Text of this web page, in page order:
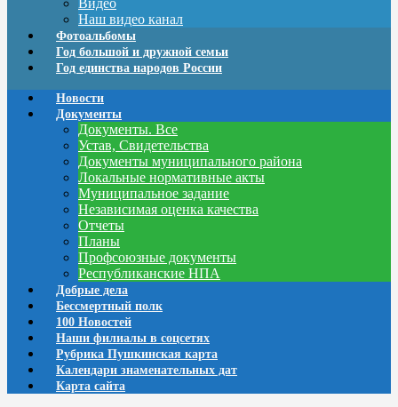
Видео
Наш видео канал
Фотоальбомы
Год большой и дружной семьи
Год единства народов России
Новости
Документы
Документы. Все
Устав, Свидетельства
Документы муниципального района
Локальные нормативные акты
Муниципальное задание
Независимая оценка качества
Отчеты
Планы
Профсоюзные документы
Республиканские НПА
Добрые дела
Бессмертный полк
100 Новостей
Наши филиалы в соцсетях
Рубрика Пушкинская карта
Календари знаменательных дат
Карта сайта